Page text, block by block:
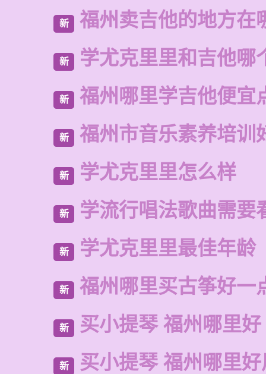
新 福州卖吉他的地方在
新 学尤克里里和吉他哪
新 福州哪里学吉他便宜
新 福州市音乐素养培训
新 学尤克里里怎么样
新 学流行唱法歌曲需要
新 学尤克里里最佳年龄
新 福州哪里买古筝好一
新 买小提琴 福州哪里好
新 买小提琴 福州哪里